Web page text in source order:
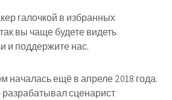
галочкой в избранных
вы чаще будете видеть
и поддержите нас.
началась ещё в апреле 2018 года.
сценарист